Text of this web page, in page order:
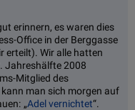
erinnern, es waren dies
Office in der Berggasse
erteilt). Wir alle hatten
Jahreshälfte 2008
Mitglied des
kann man sich morgen auf
„Adel vernichtet“.